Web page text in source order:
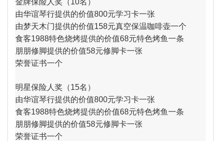
金牌保险人奖（10名）
由华谊琴行提供的价值800元学习卡一张
由梦天木门提供的价值158元真空保温咖啡壶一个
食客1988特色烧烤提供的价值68元特色烤鱼一条
朋朋修脚提供的价值58元修脚卡一张
荣誉证书一个
明星保险人奖（15名）
由华谊琴行提供的价值800元学习卡一张
食客1988特色烧烤提供的价值68元特色烤鱼一条
朋朋修脚提供的价值58元修脚卡一张
荣誉证书一个